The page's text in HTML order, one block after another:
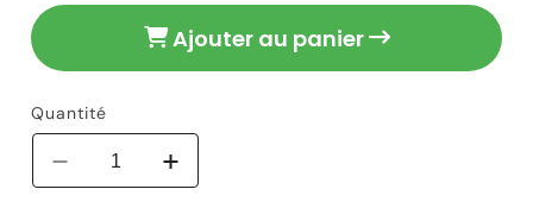
Ajouter au panier
Quantité
Réduire
Augmenter